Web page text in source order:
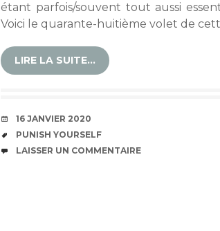
étant parfois/souvent tout aussi
Voici le quarante-huitième volet de
LIRE LA SUITE…
DATE
16 JANVIER 2020
ÉTIQUETTES
PUNISH YOURSELF
COMMENTAIRES
LAISSER UN COMMENTAIRE